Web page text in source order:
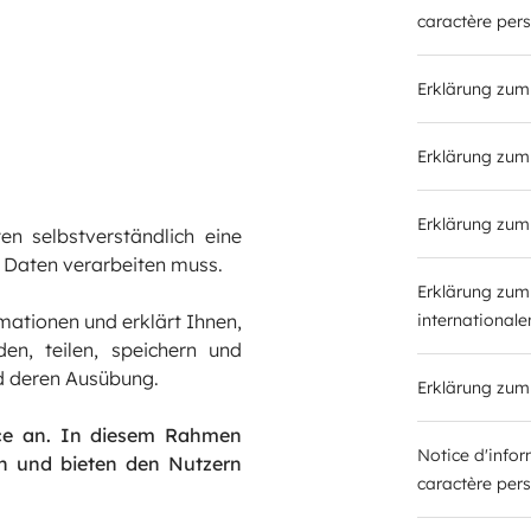
caractère
Erklärung
Erklärung
Erklärung
Erklärung
Erklärung
Notice
caractère
selbstverständlich eine
verarbeiten muss.
und erklärt Ihnen,
teilen, speichern und
deren Ausübung.
an. In diesem Rahmen
und bieten den Nutzern